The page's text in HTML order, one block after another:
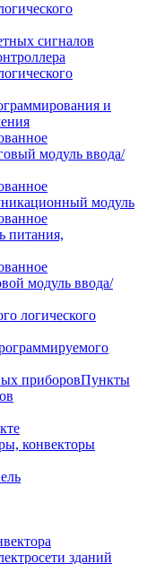
сигналов
и
модуль ввода/
модуль
питания,
модуль ввода/
логического
Пункты
конвекторы